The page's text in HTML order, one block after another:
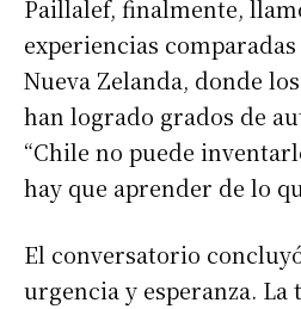
Paillalef, finalmente,
experiencias
Nueva Zelanda, donde
han logrado grados de
“Chile no puede
hay que aprender de lo
El conversatorio
urgencia y esperanza. La